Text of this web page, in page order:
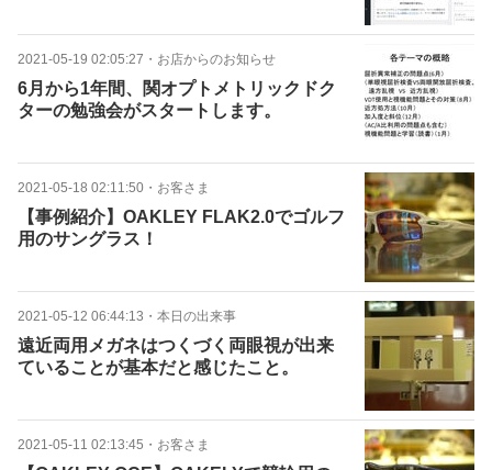
2021-05-19 02:05:27 ・ お店からのお知らせ
6月から1年間、関オプトメトリックドク
ターの勉強会がスタートします。
2021-05-18 02:11:50 ・ お客さま
【事例紹介】OAKLEY FLAK2.0でゴルフ
用のサングラス！
2021-05-12 06:44:13 ・ 本日の出来事
遠近両用メガネはつくづく両眼視が出来
ていることが基本だと感じたこと。
2021-05-11 02:13:45 ・ お客さま